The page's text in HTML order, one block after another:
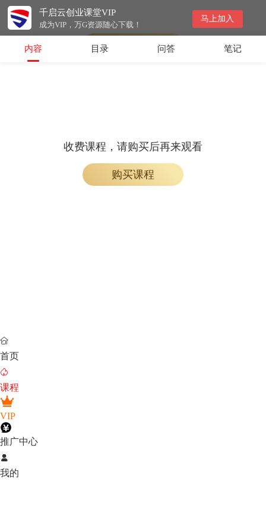
千启云创业课堂VIP
成为VIP，万G资源随心下载！
马上加入
收费课程，购买后即可解锁观看
内容 目录 问答 笔记
收费课程，请购买后再来观看
购买课程

首页

课程
VIP
推广中心

我的